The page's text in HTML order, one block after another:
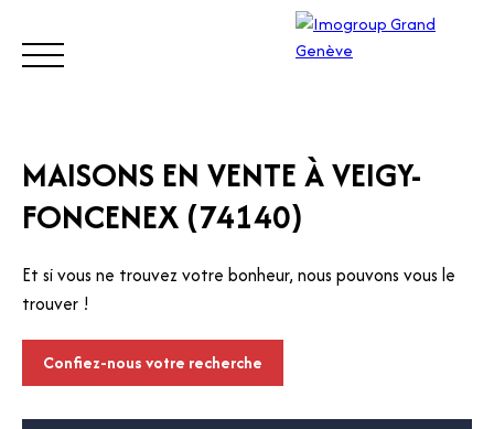
ACHETER VENDRE ESTIMER LOUER
Visite
Suisse
lez-
MAISONS EN VENTE À VEIGY-
FONCENEX (74140)
Et si vous ne trouvez votre bonheur, nous pouvons vous le
trouver !
Confiez-nous votre recherche